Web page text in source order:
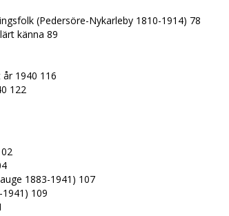
(Pedersöre-Nykarleby 1810-1914) 78
känna 89
år 1940 116
122
1883-1941) 107
1941) 109